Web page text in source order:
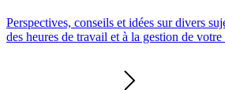
Perspectives, conseils et idées sur divers
des heures de travail et à la gestion de votre